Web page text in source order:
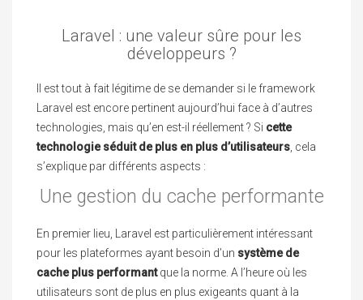
Laravel : une valeur sûre pour les
développeurs ?
Il est tout à fait légitime de se demander si le framework
Laravel est encore pertinent aujourd’hui face à d’autres
technologies, mais qu’en est-il réellement ? Si cette
technologie séduit de plus en plus d’utilisateurs, cela
s’explique par différents aspects :
Une gestion du cache performante
En premier lieu, Laravel est particulièrement intéressant
pour les plateformes ayant besoin d’un système de
cache plus performantque la norme. A l’heure où les
utilisateurs sont de plus en plus exigeants quant à la